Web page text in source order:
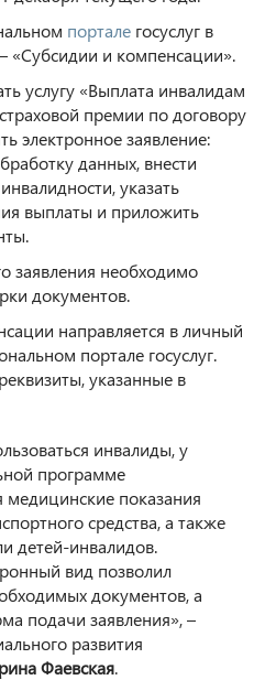
портале госуслуг в
«Субсидии и компенсации».
услугу «Выплата инвалидам
премии по договору
электронное заявление:
данных, внести
указать
выплаты и приложить
заявления необходимо
документов.
направляется в личный
портале госуслуг.
указанные в
инвалиды, у
программе
показания
средства, а также
детей-инвалидов.
вид позволил
документов, а
подачи заявления», –
развития
Фаевская.